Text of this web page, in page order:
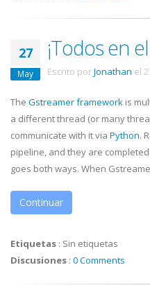
27
May
¡Todos en
Escrito porJonathan el
The Gstreamerframework is
a different thread (or many
communicate with it via Python.
pipeline, and they are
goes both ways. When
Continuar
Etiquetas : Sin etiquetas
Discusiones : 0 Comments